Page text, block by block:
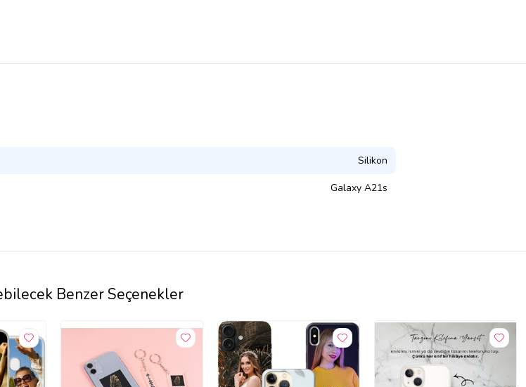
Silikon
Galaxy A21s
Benzer Seçenekler